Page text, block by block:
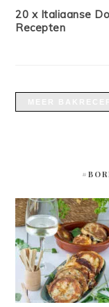
20 x Italiaanse
Recepten